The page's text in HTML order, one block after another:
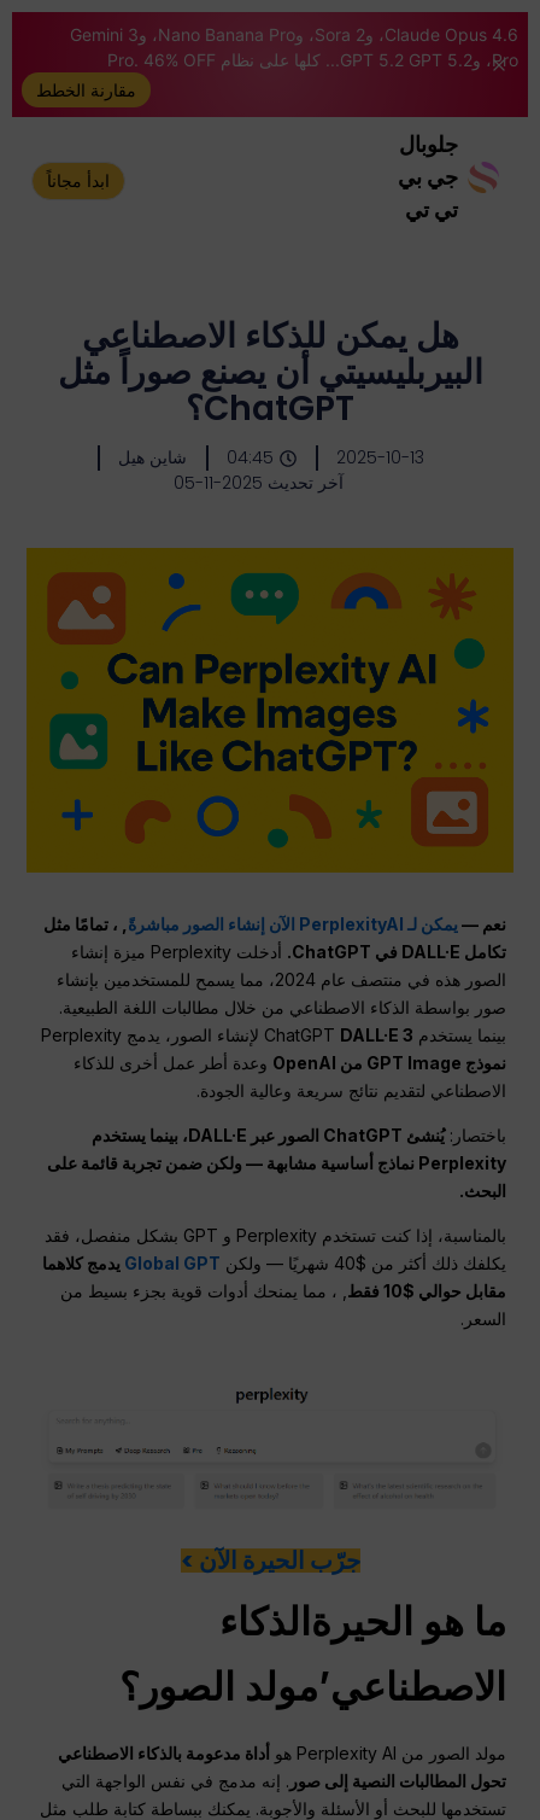
Claude Opus 4.6، وSora 2، وNano Banana Pro، وGemini 3
Pro، وGPT 5.2 GPT 5.2... كلها على نظام Pro. 46% OFF
مقارنة الخطط
جلوبال
جي بي
تي تي
ابدأ مجاناً
هل يمكن للذكاء الاصطناعي
البيربليسيتي أن يصنع صوراً مثل
ChatGPT؟
2025-10-13
04:45
شاين هيل
آخر تحديث 2025-11-05
نعم — يمكن لـ PerplexityAI الآن إنشاء الصور مباشرةً
, ، تمامًا مثل
تكامل DALL·E في ChatGPT.
أدخلت Perplexity ميزة إنشاء
الصور هذه في منتصف عام 2024، مما يسمح للمستخدمين بإنشاء
صور بواسطة الذكاء الاصطناعي من خلال مطالبات اللغة الطبيعية.
بينما يستخدم ChatGPT DALL·E 3
لإنشاء الصور، يدمج Perplexity
نموذج GPT Image من OpenAI
وعدة أطر عمل أخرى للذكاء
الاصطناعي لتقديم نتائج سريعة وعالية الجودة.
باختصار:
يُنشئ ChatGPT الصور عبر DALL·E، بينما يستخدم
Perplexity نماذج أساسية مشابهة — ولكن ضمن تجربة قائمة على
البحث.
بالمناسبة، إذا كنت تستخدم Perplexity و GPT بشكل منفصل، فقد
يكلفك ذلك أكثر من $40 شهريًا — ولكن
Global GPT يدمج كلاهما
مقابل حوالي $10 فقط
, ، مما يمنحك أدوات قوية بجزء بسيط من
السعر.
جرّب الحيرة الآن >
ما هو الحيرةالذكاء
الاصطناعي’مولد الصور؟
مولد الصور من Perplexity AI هو
أداة مدعومة بالذكاء الاصطناعي
تحول المطالبات النصية إلى صور . إنه مدمج في نفس الواجهة التي
تستخدمها للبحث أو الأسئلة والأجوبة. يمكنك ببساطة كتابة طلب مثل